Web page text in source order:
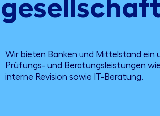
Wir bieten Banken und Mittelstand ein
Prüfungs- und Beratungsleistungen
interne Revision sowie IT-Beratung.